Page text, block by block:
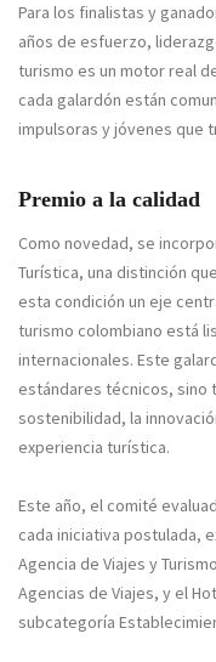
Para los finalistas y
años de esfuerzo,
turismo es un motor real
cada galardón están
impulsoras y jóvenes que
Premio a la calidad
Como novedad, se
Turística, una distinción
esta condición un eje
turismo colombiano está
internacionales. Este
estándares técnicos, sino
sostenibilidad, la
experiencia turística.
Este año, el comité
cada iniciativa postulada,
Agencia de Viajes y
Agencias de Viajes, y el
subcategoría